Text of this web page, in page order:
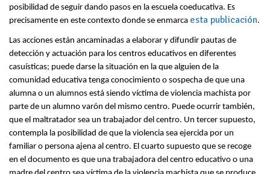
posibilidad de seguir dando pasos en la escuela coeducativa. Es
precisamente en este contexto donde se enmarca esta publicación.
Las acciones están ancaminadas a elaborar y difundir pautas de
detección y actuación para los centros educativos en diferentes
casuísticas; puede darse la situación en la que alguien de la
comunidad educativa tenga conocimiento o sospecha de que una
alumna o un alumnos está siendo víctima de violencia machista por
parte de un alumno varón del mismo centro. Puede ocurrir también,
que el maltratador sea un trabajador del centro. Un tercer supuesto,
contempla la posibilidad de que la violencia sea ejercida por un
familiar o persona ajena al centro. El cuarto supuesto que se recoge
en el documento es que una trabajadora del centro educativo o una